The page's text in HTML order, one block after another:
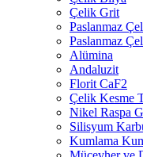
Çelik Grit
Paslanmaz
Paslanmaz
Alümina
Andaluzit
Florit CaF2
Çelik Kesme
Nikel Raspa
Silisyum
Kumlama